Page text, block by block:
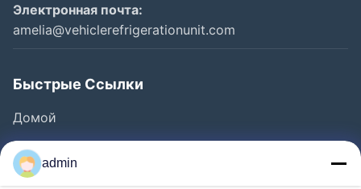
Электронная почта:
amelia@vehiclerefrigerationunit.com
Быстрые Ссылки
Домой
Продукты
Видео
admin